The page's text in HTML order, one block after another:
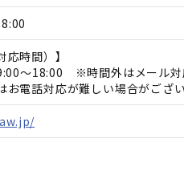
応時間）】
～18:00 ※時間外はメール対
電話対応が難しい場合がござ